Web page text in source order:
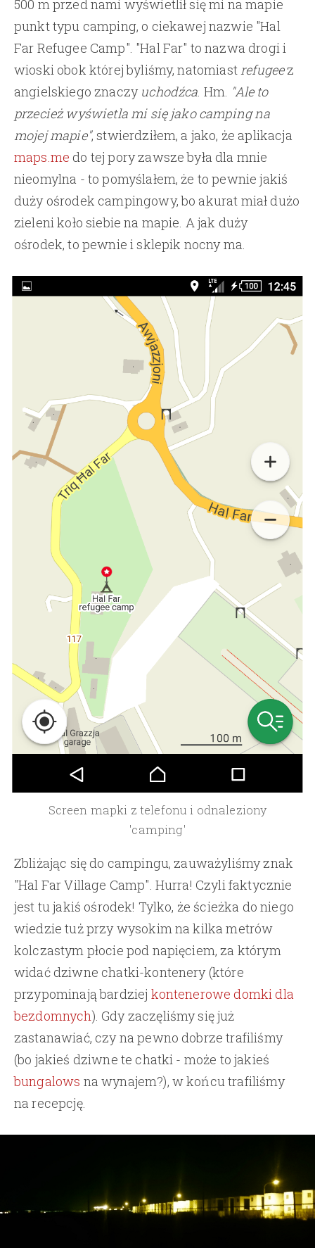
500 m przed nami wyświetlił się mi na mapie
punkt typu camping, o ciekawej nazwie "Hal
Far Refugee Camp". "Hal Far" to nazwa drogi i
wioski obok której byliśmy, natomiast refugeez
angielskiego znaczy uchodźca . Hm. "Ale to
przecież wyświetla mi się jako camping na
mojej mapie", stwierdziłem, a jako, że aplikacja
maps.me do tej pory zawsze była dla mnie
nieomylna - to pomyślałem, że to pewnie jakiś
duży ośrodek campingowy, bo akurat miał dużo
zieleni koło siebie na mapie. A jak duży
ośrodek, to pewnie i sklepik nocny ma.
Screen mapki z telefonu i odnaleziony
'camping'
Zbliżając się do campingu, zauważyliśmy znak
"Hal Far Village Camp". Hurra! Czyli faktycznie
jest tu jakiś ośrodek! Tylko, że ścieżka do niego
wiedzie tuż przy wysokim na kilka metrów
kolczastym płocie pod napięciem, za którym
widać dziwne chatki-kontenery (które
przypominają bardziej kontenerowe domki dla
bezdomnych). Gdy zaczęliśmy się już
zastanawiać, czy na pewno dobrze trafiliśmy
(bo jakieś dziwne te chatki - może to jakieś
bungalows na wynajem?), w końcu trafiliśmy
na recepcję.